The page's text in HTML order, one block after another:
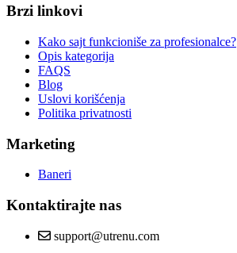
Brzi linkovi
Kako sajt funkcioniše za profesionalce?
Opis kategorija
FAQS
Blog
Uslovi korišćenja
Politika privatnosti
Marketing
Baneri
Kontaktirajte nas
support@utrenu.com